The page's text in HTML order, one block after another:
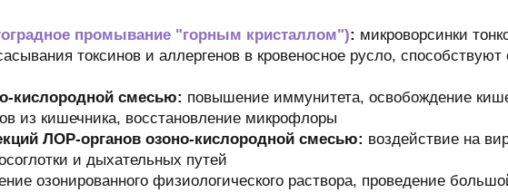
промывание "горным кристаллом"): микроворсинки
токсинов и аллергенов в кровеносное русло,
кислородной смесью: повышение иммунитета, освобождение
из кишечника, восстановление микрофлоры
ЛОР-органов озоно-кислородной смесью: воздействие на
и дыхательных путей
озонированного физиологического раствора, проведение